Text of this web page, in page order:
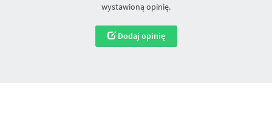
wystawioną opinię.
Dodaj opinię